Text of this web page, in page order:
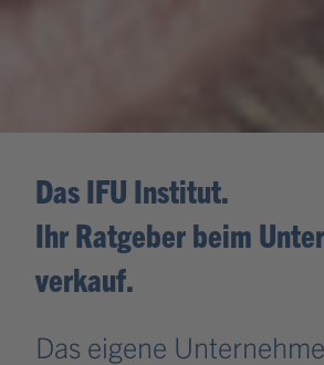
Das IFU Institut.
Ihr Ratgeber beim
verkauf.
Das eigene